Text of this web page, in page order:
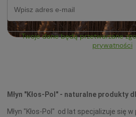
Twoje dane będą przetwarzane
prywatności
Młyn "Kłos-Pol" - naturalne produkty
Młyn "Kłos-Pol" od lat specjalizuje się